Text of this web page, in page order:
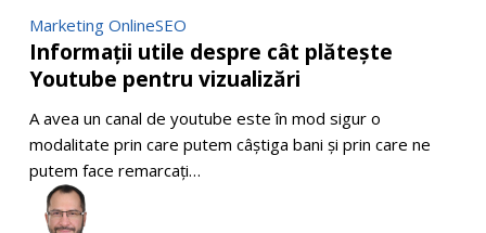
Informații
utile
despre
plătește
Youtube
pentru
vizualizări
Marketing OnlineSEO
Informații utile despre cât plătește
Youtube pentru vizualizări
A avea un canal de youtube este în mod sigur o
modalitate prin care putem câștiga bani și prin care ne
putem face remarcați…